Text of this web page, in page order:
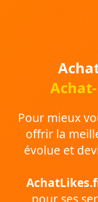
Pour mieux
offrir la
évolue et
pour ses